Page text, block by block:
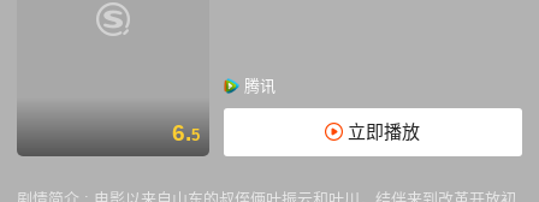
6.5
腾讯
立即播放